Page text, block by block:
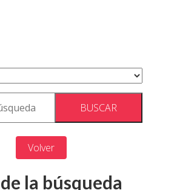
Volver
la búsqueda